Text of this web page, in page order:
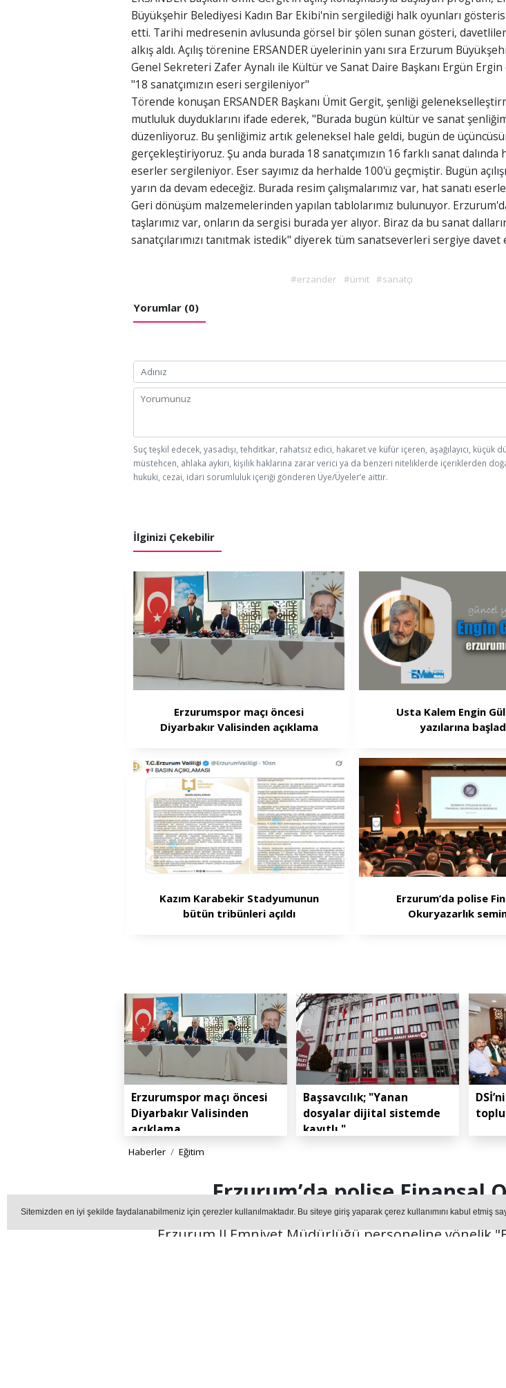
Sitemizden en iyi şekilde faydalanabilmeniz için çerezler kullanılmaktadır. Bu siteye giriş yaparak çerez kullanımını kabul etmiş
Büyükşehir Belediyesi Kadın Bar Ekibi'nin sergilediği halk oyunları
etti. Tarihi medresenin avlusunda görsel bir şölen sunan gösteri,
alkış aldı. Açılış törenine ERSANDER üyelerinin yanı sıra Erzurum
Genel Sekreteri Zafer Aynalı ile Kültür ve Sanat Daire Başkanı Ergün Ergin
"18 sanatçımızın eseri sergileniyor"
Törende konuşan ERSANDER Başkanı Ümit Gergit, şenliği
mutluluk duyduklarını ifade ederek, "Burada bugün kültür ve sanat
düzenliyoruz. Bu şenliğimiz artık geleneksel hale geldi, bugün de
gerçekleştiriyoruz. Şu anda burada 18 sanatçımızın 16 farklı sanat dalında
eserler sergileniyor. Eser sayımız da herhalde 100'ü geçmiştir. Bugün
yarın da devam edeceğiz. Burada resim çalışmalarımız var, hat sanatı
Geri dönüşüm malzemelerinden yapılan tablolarımız bulunuyor.
taşlarımız var, onların da sergisi burada yer alıyor. Biraz da bu sanat
sanatçılarımızı tanıtmak istedik" diyerek tüm sanatseverleri sergiye davet
#erzander #ümit #sanatçı
Yorumlar (0)
Suç teşkil edecek, yasadışı, tehditkar, rahatsız edici, hakaret ve küfür içeren, aşağılayıcı, küçük
müstehcen, ahlaka aykırı, kişilik haklarına zarar verici ya da benzeri niteliklerde içeriklerden
hukuki, cezai, idari sorumluluk içeriği gönderen Üye/Üyeler’e aittir.
İlginizi Çekebilir
Erzurumspor maçı öncesi
Diyarbakır Valisinden açıklama
Usta Kalem Engin
yazılarına
Kazım Karabekir Stadyumunun
bütün tribünleri açıldı
Erzurum’da polise
Okuryazarlık
Erzurumspor maçı öncesi
Diyarbakır Valisinden
açıklama
Başsavcılık; "Yanan
dosyalar dijital sistemde
kayıtlı."
Haberler Eğitim
Erzurum’da polise Finansal
Erzurum İl Emniyet Müdürlüğü personeline yönelik